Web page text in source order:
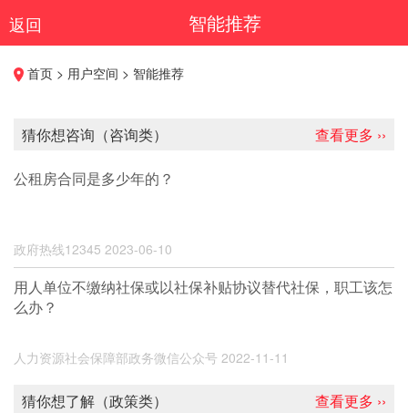
返回 智能推荐
首页 > 用户空间 > 智能推荐
查看更多 ››
猜你想咨询（咨询类）
公租房合同是多少年的？
政府热线12345 2023-06-10
用人单位不缴纳社保或以社保补贴协议替代社保，职工该怎
么办？
人力资源社会保障部政务微信公众号 2022-11-11
查看更多 ››
猜你想了解（政策类）